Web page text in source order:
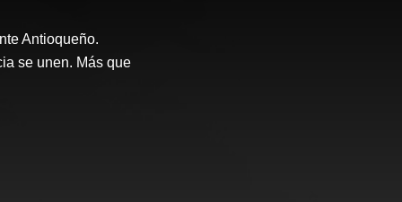
Antioqueño.
se unen. Más que